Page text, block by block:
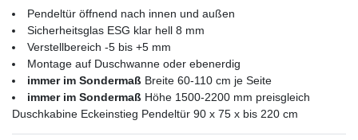
Pendeltür öffnend nach innen und außen
Sicherheitsglas ESG klar hell 8 mm
Verstellbereich -5 bis +5 mm
Montage auf Duschwanne oder ebenerdig
immer im Sondermaß Breite 60-110 cm je Seite
immer im Sondermaß Höhe 1500-2200 mm preisgleich
Duschkabine Eckeinstieg Pendeltür 90 x 75 x bis 220 cm